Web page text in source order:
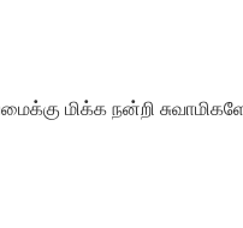
மிக்க நன்றி